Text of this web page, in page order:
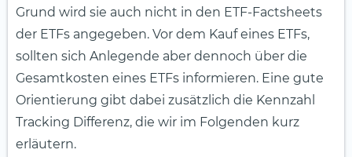
Grund wird sie auch nicht in den ETF-Factsheets
der ETFs angegeben. Vor dem Kauf eines ETFs,
sollten sich Anlegende aber dennoch über die
Gesamtkosten eines ETFs informieren. Eine gute
Orientierung gibt dabei zusätzlich die Kennzahl
Tracking Differenz, die wir im Folgenden kurz
erläutern.